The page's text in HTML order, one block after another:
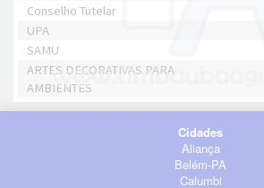
Conselho Tutelar
UPA
SAMU
ARTES DECORATIVAS PARA
AMBIENTES
Cidades
Aliança
Belém-PA
Calumbi